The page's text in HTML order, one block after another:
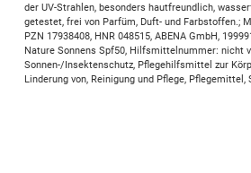
der UV-Strahlen, besonders hautfreundlich,
getestet, frei von Parfüm, Duft- und Farbstoffen.;
PZN 17938408, HNR 048515, ABENA GmbH,
Nature Sonnens Spf50, Hilfsmittelnummer: nicht
Sonnen-/Insektenschutz, Pflegehilfsmittel zur
Linderung von, Reinigung und Pflege,